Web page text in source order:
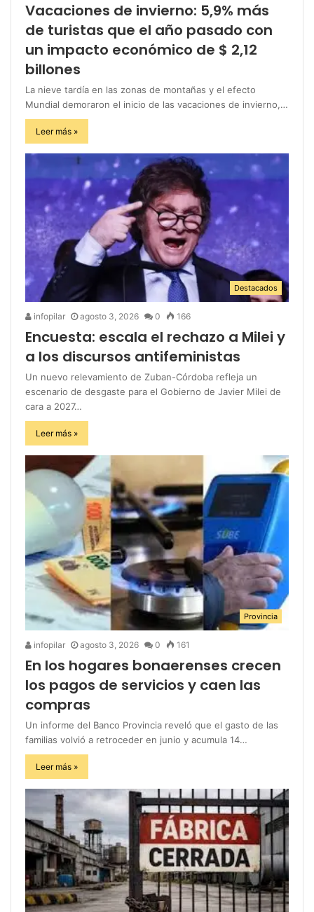
Vacaciones de invierno: 5,9% más
de turistas que el año pasado con
un impacto económico de $ 2,12
billones
La nieve tardía en las zonas de montañas y el efecto
Mundial demoraron el inicio de las vacaciones de invierno,…
Leer más »
Destacados
infopilar agosto 3, 2026 0 166
Encuesta: escala el rechazo a Milei y
a los discursos antifeministas
Un nuevo relevamiento de Zuban-Córdoba refleja un
escenario de desgaste para el Gobierno de Javier Milei de
cara a 2027…
Leer más »
Provincia
infopilar agosto 3, 2026 0 161
En los hogares bonaerenses crecen
los pagos de servicios y caen las
compras
Un informe del Banco Provincia reveló que el gasto de las
familias volvió a retroceder en junio y acumula 14…
Leer más »